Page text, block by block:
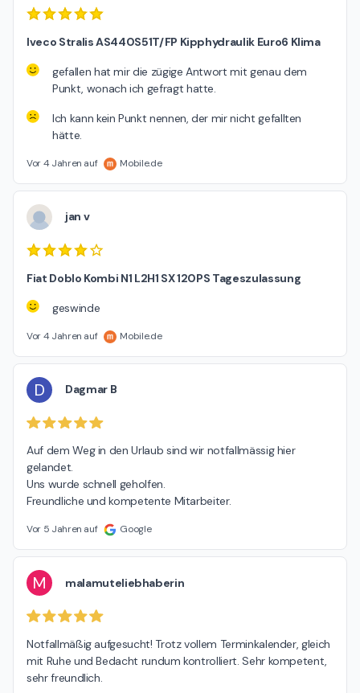
Iveco Stralis AS440S51T/FP Kipphydraulik Euro6 Klima
gefallen hat mir die zügige Antwort mit genau dem
Punkt, wonach ich gefragt hatte.
Ich kann kein Punkt nennen, der mir nicht gefallten
hätte.
Vor 4 Jahren auf Mobile.de
jan v
Fiat Doblo Kombi N1 L2H1 SX 120PS Tageszulassung
geswinde
Vor 4 Jahren auf Mobile.de
D Dagmar B
Auf dem Weg in den Urlaub sind wir notfallmässig hier
gelandet.
Uns wurde schnell geholfen.
Freundliche und kompetente Mitarbeiter.
Vor 5 Jahren auf Google
M malamuteliebhaberin
Notfallmäßig aufgesucht! Trotz vollem Terminkalender, gleich
mit Ruhe und Bedacht rundum kontrolliert. Sehr kompetent,
sehr freundlich.